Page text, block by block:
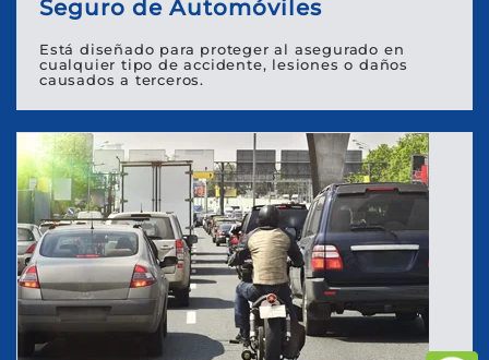
Seguro de Automóviles
Está diseñado para proteger al asegurado en
cualquier tipo de accidente, lesiones o daños
causados a terceros.